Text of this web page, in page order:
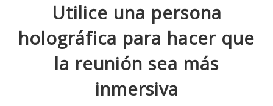
Utilice una persona
holográfica para hacer que
la reunión sea más
inmersiva